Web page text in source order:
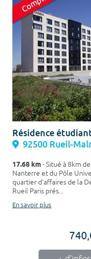
Résidence
92500 Rueil-
17.68 km- Situé à 8km
Nanterre et du Pôle
quartier d'affaires de la
Rueil Paris prés...
En savoir plus